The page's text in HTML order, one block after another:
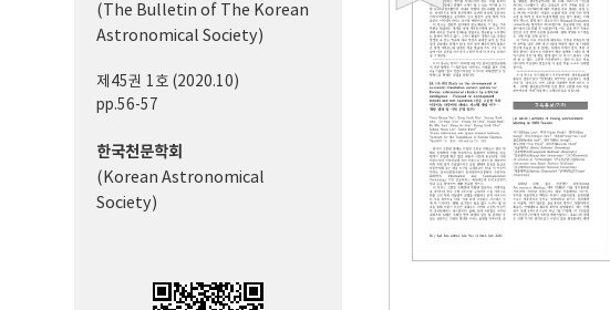
마
크
(The Bulletin of The Korean
Astronomical Society)
제45권 1호 (2020.10)
pp.56-57
한국천문학회
(Korean Astronomical
Society)